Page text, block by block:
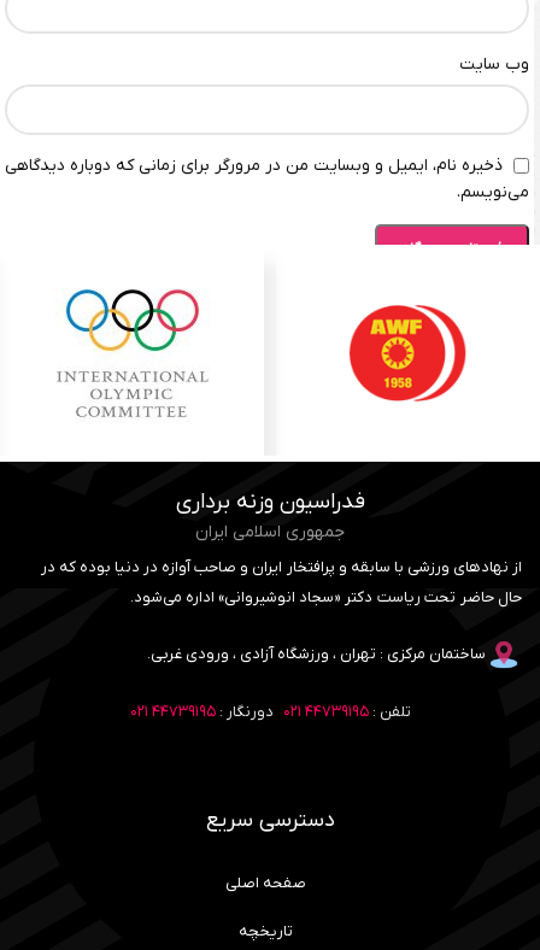
وب‌ سایت
ذخیره نام، ایمیل و وبسایت من در مرورگر برای زمانی که دوباره دیدگاهی
می‌نویسم.
فدراسیون وزنه برداری
جمهوری اسلامی ایران
از نهادهای ورزشی با سابقه و پرافتخار ایران و صاحب آوازه در دنیا بوده که در
حال حاضر تحت ریاست دکتر «سجاد انوشیروانی» اداره می‌شود.
ساختمان مرکزی : تهران ، ورزشگاه آزادی ، ورودی غربی.
تلفن :۴۴۷۳۹۱۹۵ ۰۲۱ دورنگار :۴۴۷۳۹۱۹۵ ۰۲۱
دسترسی سریع
صفحه اصلی
تاریخچه